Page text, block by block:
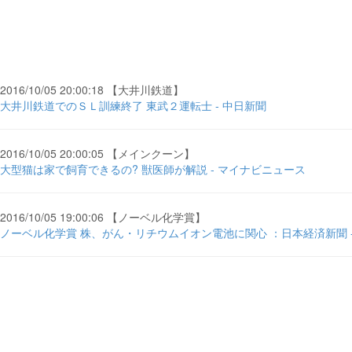
2016/10/05 20:00:18 【大井川鉄道】
大井川鉄道でのＳＬ訓練終了 東武２運転士 - 中日新聞
2016/10/05 20:00:05 【メインクーン】
大型猫は家で飼育できるの? 獣医師が解説 - マイナビニュース
2016/10/05 19:00:06 【ノーベル化学賞】
ノーベル化学賞 株、がん・リチウムイオン電池に関心 ：日本経済新